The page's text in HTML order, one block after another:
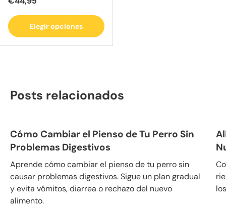
Elegir opciones
Posts relacionados
Cómo Cambiar el Pienso de Tu Perro Sin
Problemas Digestivos
Aprende cómo cambiar el pienso de tu perro sin
causar problemas digestivos. Sigue un plan gradual
y evita vómitos, diarrea o rechazo del nuevo
alimento.